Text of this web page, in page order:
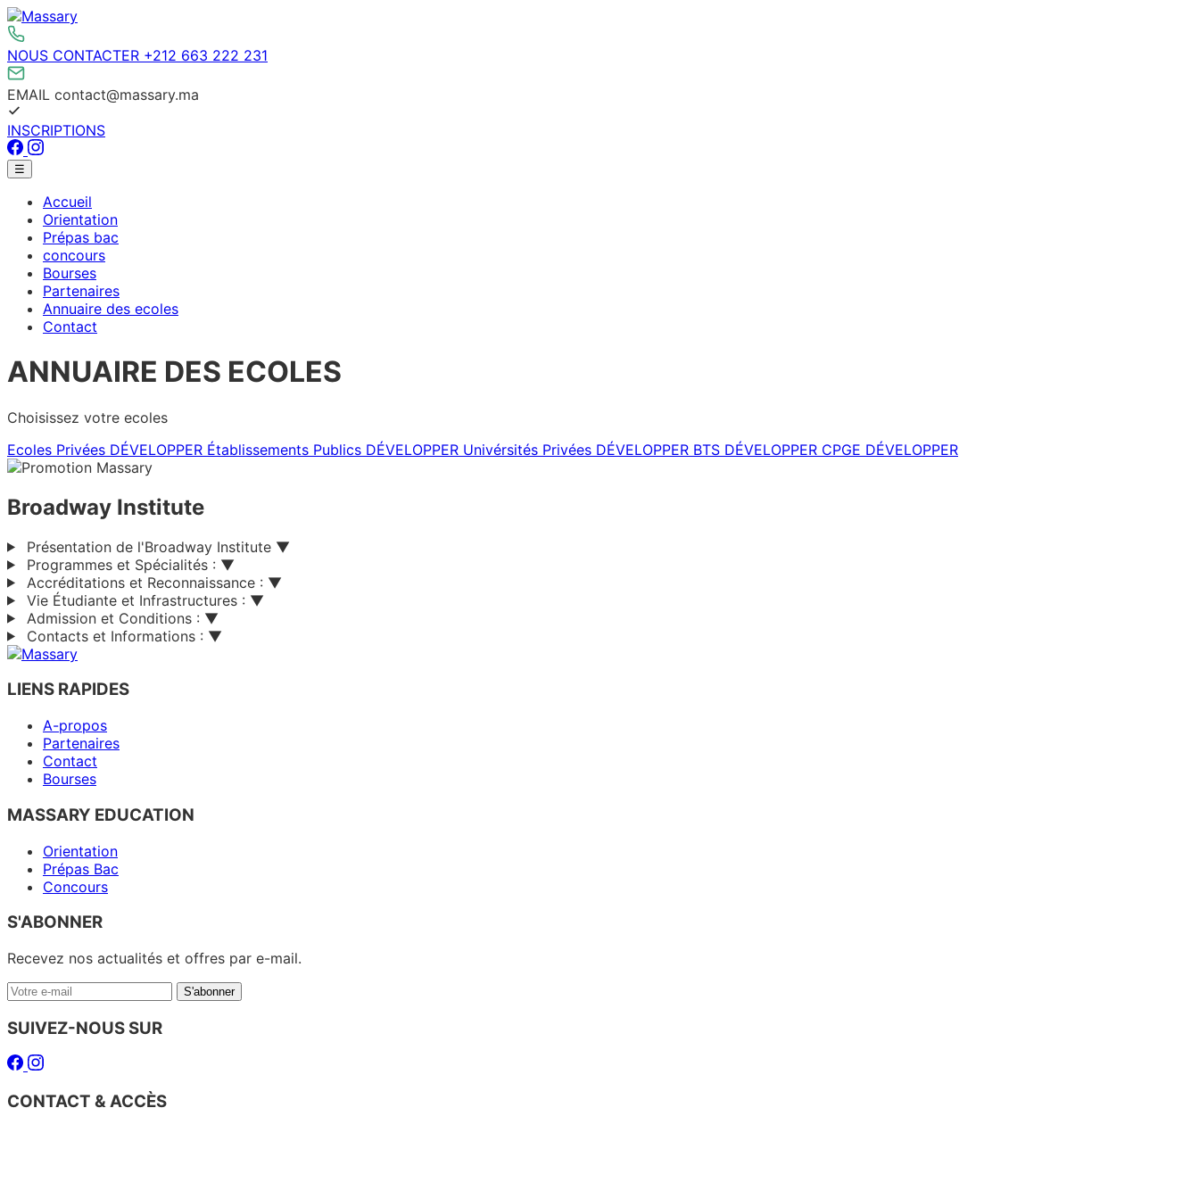
Aller
au
contenu
NOUS CONTACTER +212 663 222 231
EMAIL contact@massary.ma
INSCRIPTIONS
Facebook
Instagram
Menu
principal
☰
Accueil
Orientation
Prépas bac
concours
Bourses
Partenaires
Annuaire des ecoles
Contact
ANNUAIRE DES ECOLES
Choisissez votre ecoles
Ecoles Privées DÉVELOPPER Établissements Publics DÉVELOPPER Univérsités Privées DÉVELOPPER BTS DÉVELOPPER CPGE DÉVELOPPER
Broadway Institute
Présentation de l'Broadway Institute ▼
Programmes et Spécialités : ▼
Accréditations et Reconnaissance : ▼
Vie Étudiante et Infrastructures : ▼
Admission et Conditions : ▼
Contacts et Informations : ▼
LIENS RAPIDES
A-propos
Partenaires
Contact
Bourses
MASSARY EDUCATION
Orientation
Prépas Bac
Concours
S'ABONNER
Recevez nos actualités et offres par e-mail.
Votre
mail
S'abonner
SUIVEZ-NOUS SUR
Facebook
Instagram
CONTACT & ACCÈS